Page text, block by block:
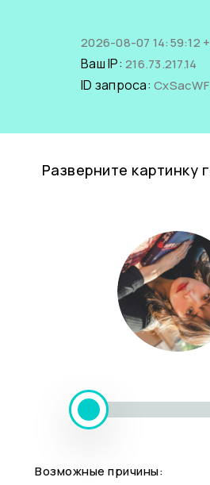
2026-08-07 14:59:12
Ваш IP: 216.73.217.14
ID запроса:
Разверните картинку
Возможные причины: